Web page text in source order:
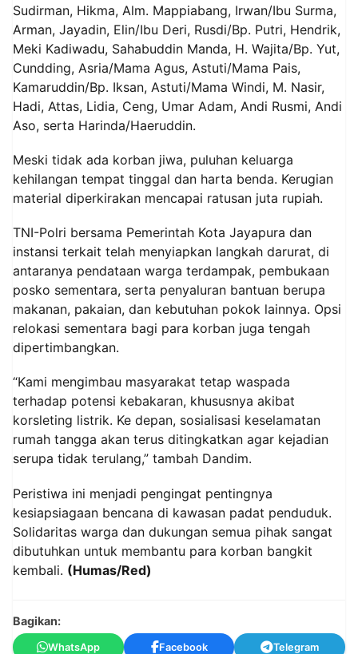
Sudirman, Hikma, Alm. Mappiabang, Irwan/Ibu Surma,
Arman, Jayadin, Elin/Ibu Deri, Rusdi/Bp. Putri, Hendrik,
Meki Kadiwadu, Sahabuddin Manda, H. Wajita/Bp. Yut,
Cundding, Asria/Mama Agus, Astuti/Mama Pais,
Kamaruddin/Bp. Iksan, Astuti/Mama Windi, M. Nasir,
Hadi, Attas, Lidia, Ceng, Umar Adam, Andi Rusmi, Andi
Aso, serta Harinda/Haeruddin.
Meski tidak ada korban jiwa, puluhan keluarga
kehilangan tempat tinggal dan harta benda. Kerugian
material diperkirakan mencapai ratusan juta rupiah.
TNI-Polri bersama Pemerintah Kota Jayapura dan
instansi terkait telah menyiapkan langkah darurat, di
antaranya pendataan warga terdampak, pembukaan
posko sementara, serta penyaluran bantuan berupa
makanan, pakaian, dan kebutuhan pokok lainnya. Opsi
relokasi sementara bagi para korban juga tengah
dipertimbangkan.
“Kami mengimbau masyarakat tetap waspada
terhadap potensi kebakaran, khususnya akibat
korsleting listrik. Ke depan, sosialisasi keselamatan
rumah tangga akan terus ditingkatkan agar kejadian
serupa tidak terulang,” tambah Dandim.
Peristiwa ini menjadi pengingat pentingnya
kesiapsiagaan bencana di kawasan padat penduduk.
Solidaritas warga dan dukungan semua pihak sangat
dibutuhkan untuk membantu para korban bangkit
kembali. (Humas/Red)
Bagikan:
WhatsApp Facebook Telegram